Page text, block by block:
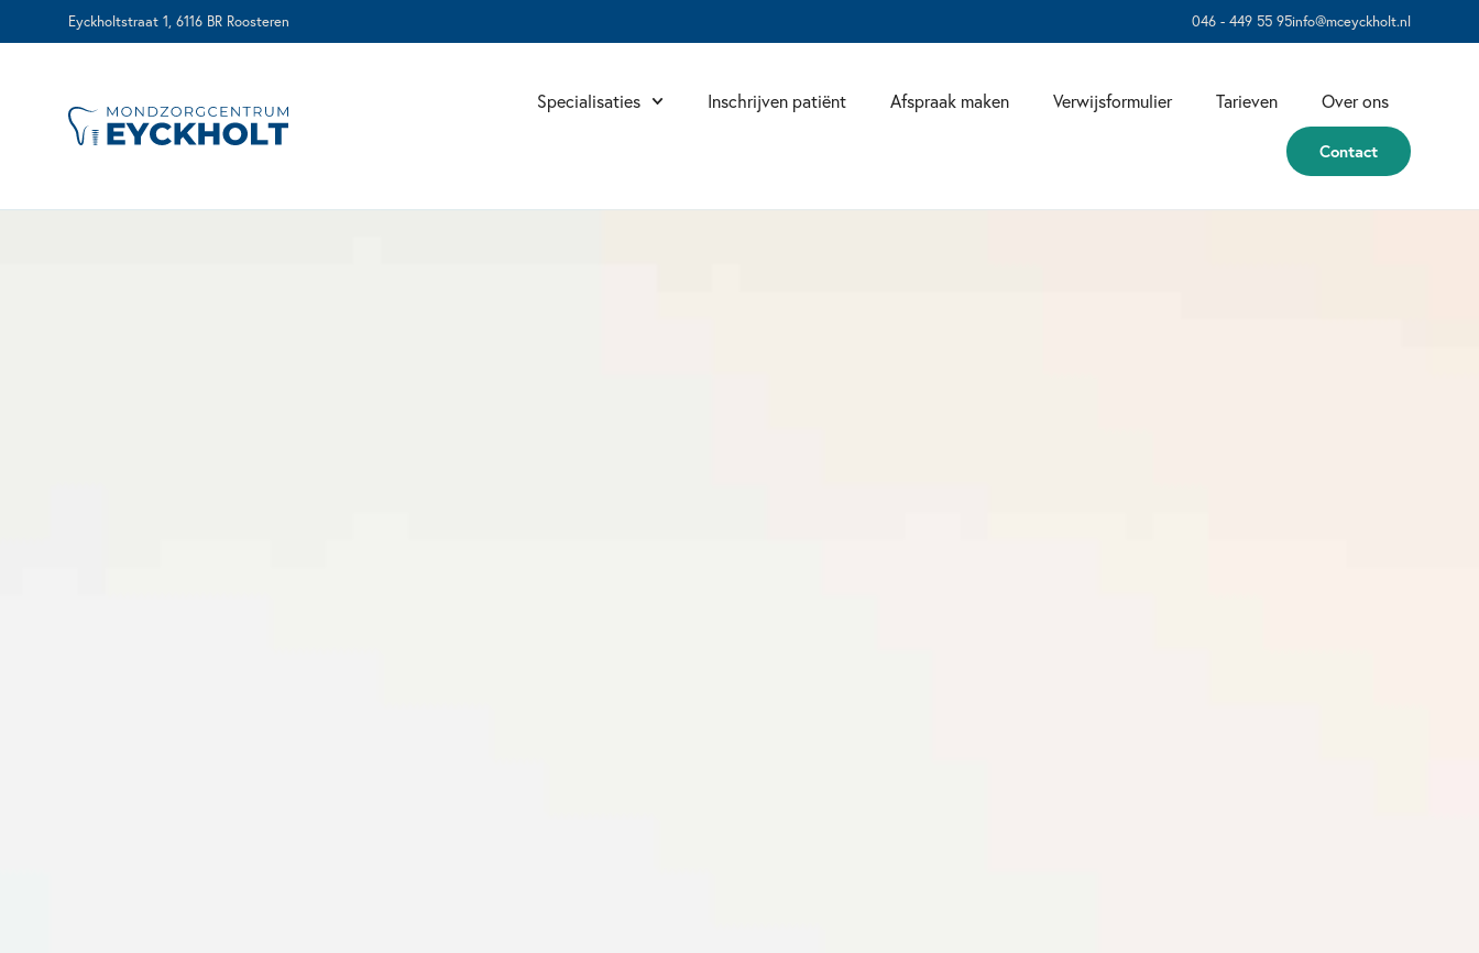
Eyckholtstraat 1, 6116 BR Roosteren 046 - 449 55 95info@mceyckholt.nl
Specialisaties Inschrijven patiënt Afspraak maken Verwijsformulier Tarieven Over ons
Contact